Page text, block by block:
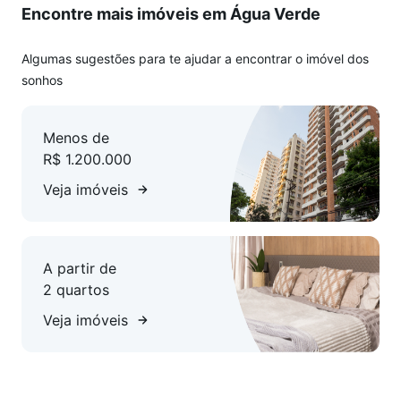
- Brinquedoteca e bicicletário
- Vagas para visitantes
*Valores e disponibilidade sujeitos a alteração sem aviso
prévio.
Encontre mais imóveis em Água Verde
Algumas sugestões para te ajudar a encontrar o imóvel dos
sonhos
Menos de
R$ 1.200.000
Veja imóveis
A partir de
2 quartos
Veja imóveis